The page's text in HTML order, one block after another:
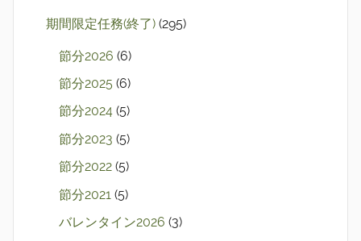
期間限定任務(終了) (295)
節分2026 (6)
節分2025 (6)
節分2024 (5)
節分2023 (5)
節分2022 (5)
節分2021 (5)
バレンタイン2026 (3)